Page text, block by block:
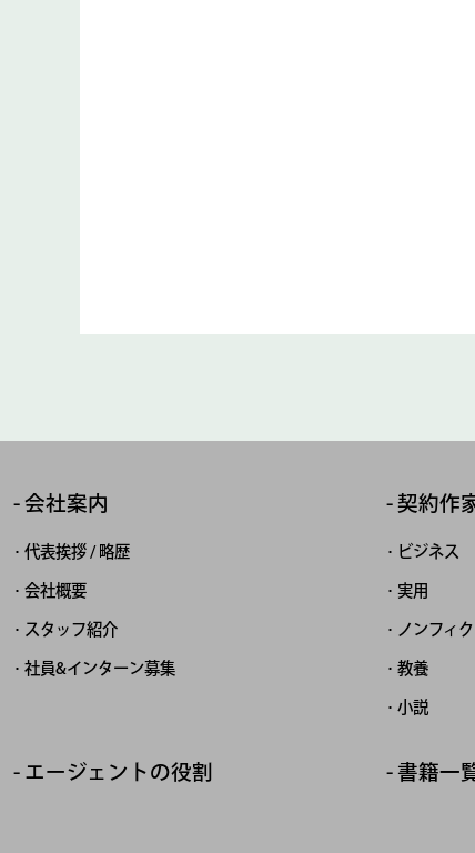
会社案内
代表挨拶 / 略歴
会社概要
スタッフ紹介
社員&インターン募集
契約作
ビジネス
実用
ノンフィ
教養
小説
エージェントの役割 書籍一